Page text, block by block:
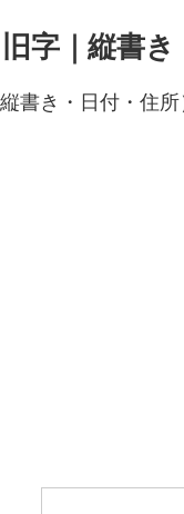
字｜縦書
書き・日付・住